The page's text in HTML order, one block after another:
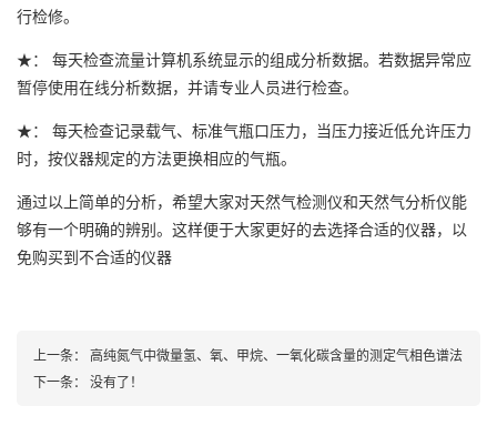
行检修。
★： 每天检查流量计算机系统显示的组成分析数据。若数据异常应
暂停使用在线分析数据，并请专业人员进行检查。
★： 每天检查记录载气、标准气瓶口压力，当压力接近低允许压力
时，按仪器规定的方法更换相应的气瓶。
通过以上简单的分析，希望大家对天然气检测仪和天然气分析仪能
够有一个明确的辨别。这样便于大家更好的去选择合适的仪器，以
免购买到不合适的仪器
上一条：
高纯氮气中微量氢、氧、甲烷、一氧化碳含量的测定气相色谱法
下一条：
没有了！